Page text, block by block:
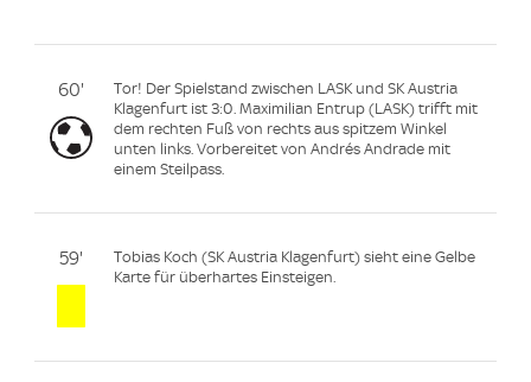
60'
Tor! Der Spielstand zwischen LASK und SK Austria
Klagenfurt ist 3:0. Maximilian Entrup (LASK) trifft mit
dem rechten Fuß von rechts aus spitzem Winkel
unten links. Vorbereitet von Andrés Andrade mit
einem Steilpass.
59'
Tobias Koch (SK Austria Klagenfurt) sieht eine Gelbe
Karte für überhartes Einsteigen.